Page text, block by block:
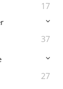
17
37
27